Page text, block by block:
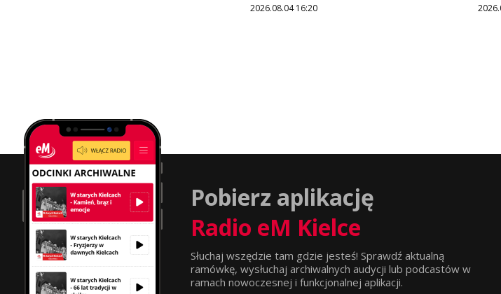
2026.08.04 16:20
Pobierz aplikację
Radio eM Kielce
Słuchaj wszędzie tam gdzie jesteś! Sprawdź aktualną
ramówkę, wysłuchaj archiwalnych audycji lub podcastów w
ramach nowoczesnej i funkcjonalnej aplikacji.